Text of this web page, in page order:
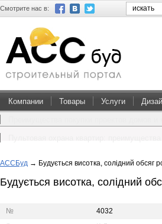
Смотрите нас в:
Компании Товары Услуги
АССБуд → Будується висотка, солідний обсяг
Будується висотка, солідний
№
4032